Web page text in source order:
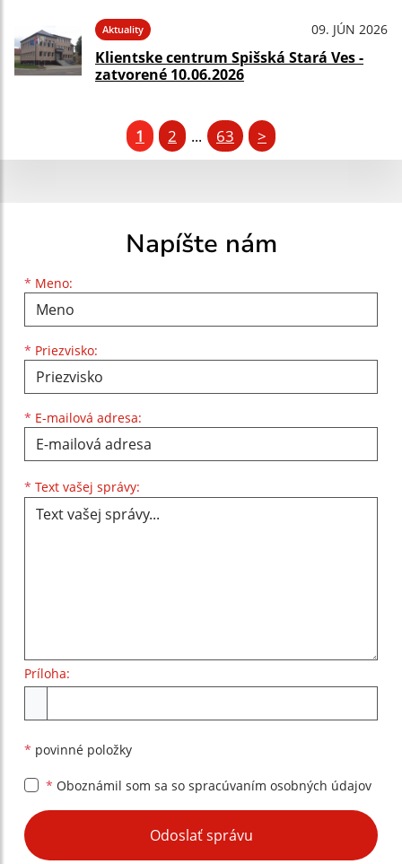
Aktuality 09. JÚN 2026
Klientske centrum Spišská Stará Ves -
zatvorené 10.06.2026
1 2 ... 63 >
Napíšte nám
* Meno:
Meno
* Priezvisko:
Priezvisko
* E-mailová adresa:
E-mailová adresa
* Text vašej správy:
Príloha:
* povinné položky
* Oboznámil som sa so spracúvaním osobných údajov
Google reCaptcha Response
Odoslať správu